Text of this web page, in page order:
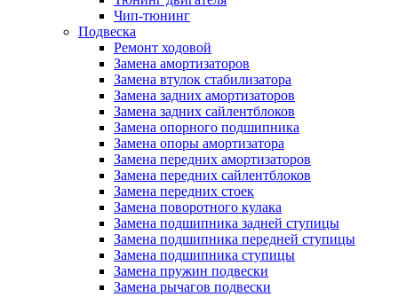
Чип-тюнинг
Подвеска
Ремонт ходовой
Замена амортизаторов
Замена втулок стабилизатора
Замена задних амортизаторов
Замена задних сайлентблоков
Замена опорного подшипника
Замена опоры амортизатора
Замена передних амортизаторов
Замена передних сайлентблоков
Замена передних стоек
Замена поворотного кулака
Замена подшипника задней ступицы
Замена подшипника передней ступицы
Замена подшипника ступицы
Замена пружин подвески
Замена рычагов подвески